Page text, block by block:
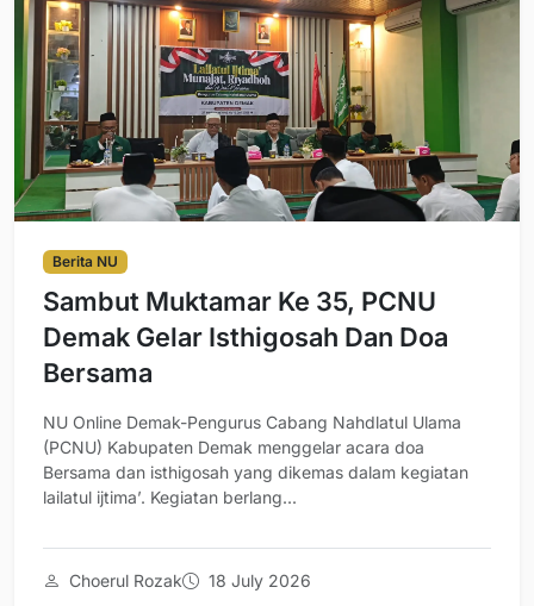
Berita NU
Sambut Muktamar Ke 35, PCNU
Demak Gelar Isthigosah Dan Doa
Bersama
NU Online Demak-Pengurus Cabang Nahdlatul Ulama
(PCNU) Kabupaten Demak menggelar acara doa
Bersama dan isthigosah yang dikemas dalam kegiatan
lailatul ijtima’. Kegiatan berlang...
Choerul Rozak 18 July 2026